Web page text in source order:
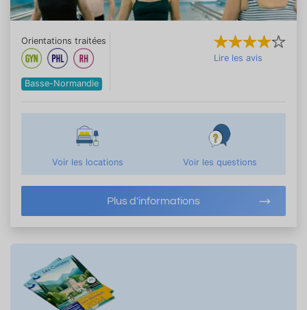
Orientations traitées
Basse-Normandie
Lire les avis
Voir les locations Voir les questions
Plus d'informations